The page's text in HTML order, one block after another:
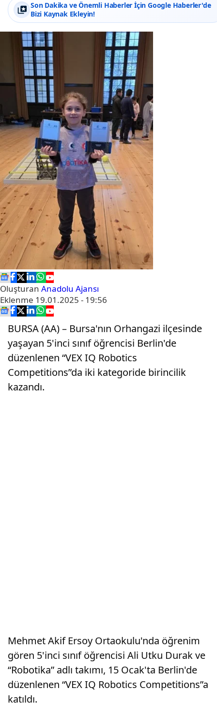
Son Dakika ve Önemli Haberler İçin Google Haberler'de
Bizi Kaynak Ekleyin!
Oluşturan Anadolu Ajansı
Eklenme 19.01.2025 - 19:56
BURSA (AA) – Bursa'nın Orhangazi ilçesinde
yaşayan 5'inci sınıf öğrencisi Berlin'de
düzenlenen “VEX IQ Robotics
Competitions”da iki kategoride birincilik
kazandı.
Mehmet Akif Ersoy Ortaokulu'nda öğrenim
gören 5'inci sınıf öğrencisi Ali Utku Durak ve
“Robotika” adlı takımı, 15 Ocak'ta Berlin'de
düzenlenen “VEX IQ Robotics Competitions”a
katıldı.